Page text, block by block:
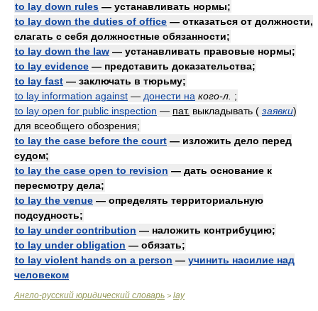
to lay down rules — устанавливать нормы;
to lay down the duties of office — отказаться от должности,
слагать с себя должностные обязанности;
to lay down the law — устанавливать правовые нормы;
to lay evidence — представить доказательства;
to lay fast — заключать в тюрьму;
to lay information against — донести на кого-л. ;
to lay open for public inspection — пат. выкладывать ( заявки)
для всеобщего обозрения;
to lay the case before the court — изложить дело перед
судом;
to lay the case open to revision — дать основание к
пересмотру дела;
to lay the venue — определять территориальную
подсудность;
to lay under contribution — наложить контрибуцию;
to lay under obligation — обязать;
to lay violent hands on a person — учинить насилие над
человеком
Англо-русский юридический словарь > lay